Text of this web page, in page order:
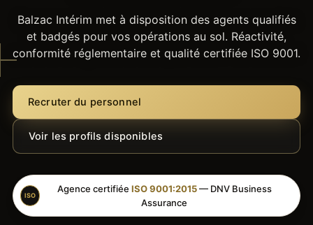
Balzac Intérim met à disposition des agents qualifiés
et badgés pour vos opérations au sol. Réactivité,
conformité réglementaire et qualité certifiée ISO 9001.
Recruter du personnel
Voir les profils disponibles
ISO
Agence certifiée ISO 9001:2015— DNV Business
Assurance